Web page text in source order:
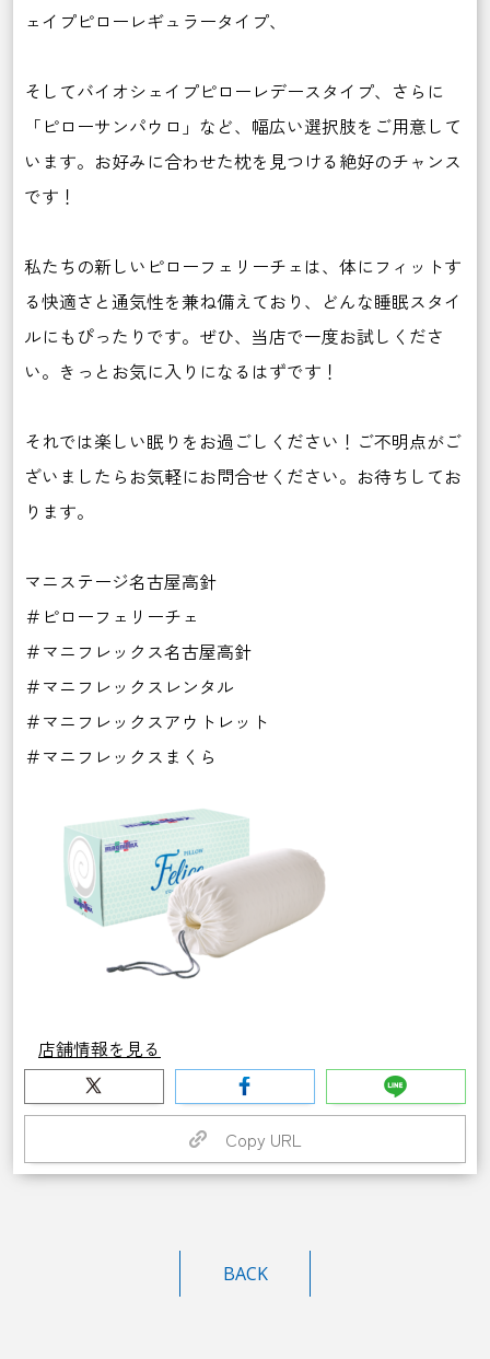
ェイプピローレギュラータイプ、
そしてバイオシェイプピローレデースタイプ、さらに
「ピローサンパウロ」など、幅広い選択肢をご用意して
います。お好みに合わせた枕を見つける絶好のチャンス
です！
私たちの新しいピローフェリーチェは、体にフィットす
る快適さと通気性を兼ね備えており、どんな睡眠スタイ
ルにもぴったりです。ぜひ、当店で一度お試しくださ
い。きっとお気に入りになるはずです！
それでは楽しい眠りをお過ごしください！ご不明点がご
ざいましたらお気軽にお問合せください。お待ちしてお
ります。
マニステージ名古屋高針
＃ピローフェリーチェ
＃マニフレックス名古屋高針
＃マニフレックスレンタル
＃マニフレックスアウトレット
＃マニフレックスまくら
店舗情報を見る
Copy URL
BACK